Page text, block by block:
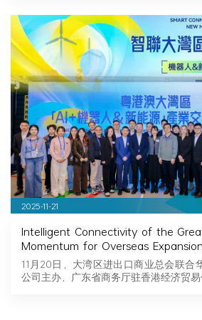
2025-11-21
Intelligent Connectivity of the
Momentum for Overseas
Energy Industry Exchange and
Held in Hong Kong
11月20日，大湾区进出口商业总会联合
公司主办，广东省商务厅驻香港经济贸